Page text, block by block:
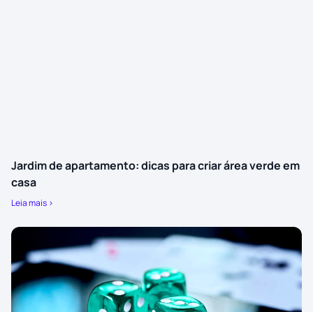
Jardim de apartamento: dicas para criar área verde em
casa
Leia mais >